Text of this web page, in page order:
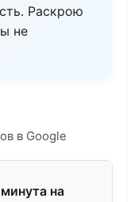
Раскрою
не
в Google
на